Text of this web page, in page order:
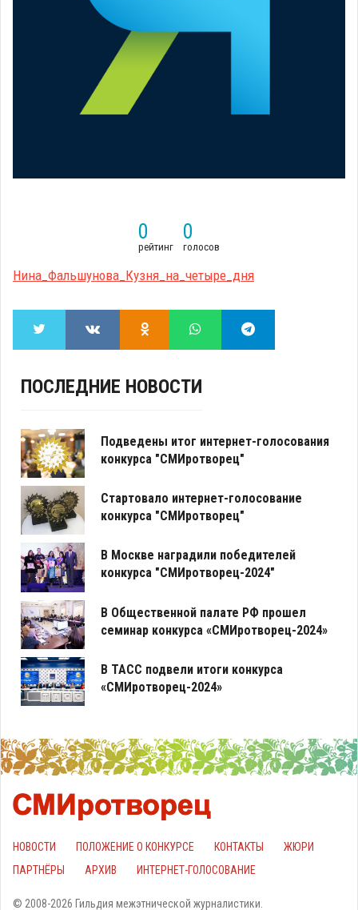
0
рейтинг
0
голосов
Нина_Фальшунова_Кузня_на_четыре_дня
ПОСЛЕДНИЕ НОВОСТИ
Подведены итог интернет-голосования
конкурса "СМИротворец"
Стартовало интернет-голосование
конкурса "СМИротворец"
В Москве наградили победителей
конкурса "СМИротворец-2024"
В Общественной палате РФ прошел
семинар конкурса «СМИротворец-2024»
В ТАСС подвели итоги конкурса
«СМИротворец-2024»
НОВОСТИ ПОЛОЖЕНИЕ О КОНКУРСЕ КОНТАКТЫ
ЖЮРИ
ПАРТНЁРЫ
АРХИВ ИНТЕРНЕТ-ГОЛОСОВАНИЕ
© 2008-2026 Гильдия межэтнической журналистики.